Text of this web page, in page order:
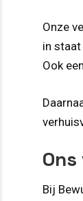
Onze
in
Ook
Bij